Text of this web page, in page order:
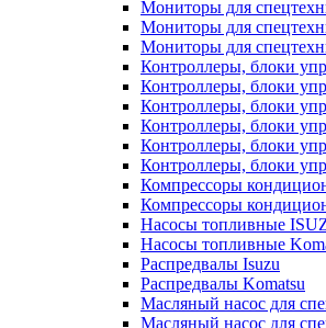
Мониторы для
Мониторы для
Мониторы для
Контроллеры, блоки
Контроллеры, блоки
Контроллеры, блоки
Контроллеры, блоки
Контроллеры, блоки
Контроллеры, блоки
Компрессоры
Компрессоры
Насосы топливные
Насосы топливные
Распредвалы Isuzu
Распредвалы Komatsu
Масляный насос для
Масляный насос для